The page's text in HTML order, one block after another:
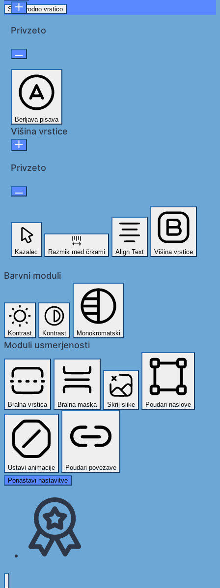
Skrij orodno vrstico
Privzeto
Berljava pisava
Višina vrstice
Privzeto
Kazalec Razmik med črkami Align Text Višina vrstice
Barvni moduli
Kontrast Kontrast Monokromatski
Moduli usmerjenosti
Bralna vrstica Bralna maska Skrij slike Poudari naslove
Ustavi animacije
Poudari povezave
Ponastavi nastavitve